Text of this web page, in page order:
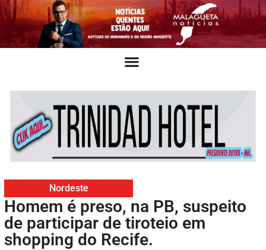
Nordeste
Homem é preso, na PB, suspeito
de participar de tiroteio em
shopping do Recife.